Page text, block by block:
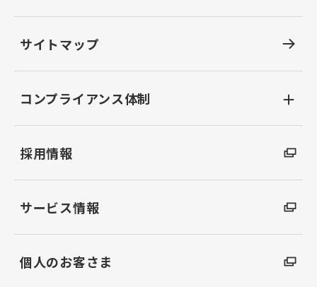
サイトマップ
コンプライアンス体制
採用情報
サービス情報
個人のお客さま